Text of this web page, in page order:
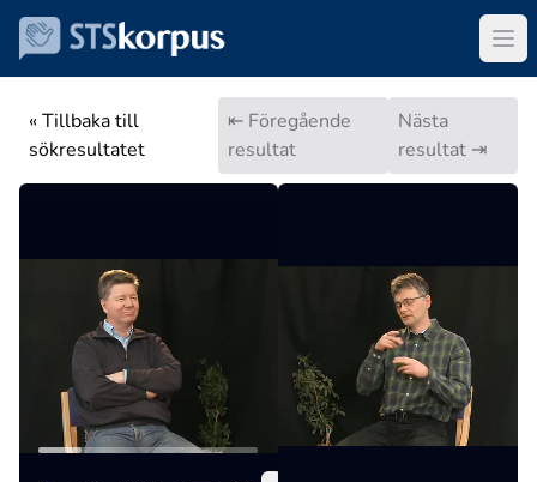
« Tillbaka till
sökresultatet
⇤ Föregående
resultat
Nästa
resultat ⇥